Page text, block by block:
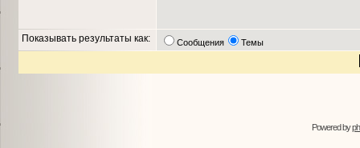
Показывать результаты как: Сообщения Темы
Powered by